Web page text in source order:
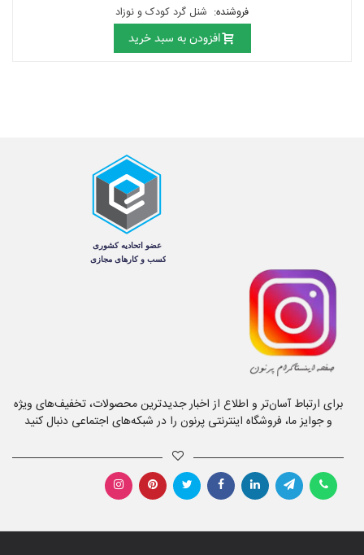
فروشنده: شنل گرد کودک و نوزاد
افزودن به سبد خرید
برای ارتباط آسان‌تر و اطلاع از اخبار جدیدترین محصولات، تخفیف‌های ویژه
و جوایز ما، فروشگاه اینترنتی پرنون را در شبکه‌های اجتماعی دنبال کنید